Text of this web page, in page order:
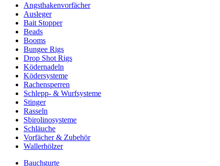
Angsthakenvorfächer
Ausleger
Bait Stopper
Beads
Booms
Bungee Rigs
Drop Shot Rigs
Ködernadeln
Ködersysteme
Rachensperren
Schlepp- & Wurfsysteme
Stinger
Rasseln
Sbirolinosysteme
Schläuche
Vorfächer & Zubehör
Wallerhölzer
Bauchgurte